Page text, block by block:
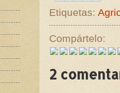
Etiquetas:
Compártelo:
2